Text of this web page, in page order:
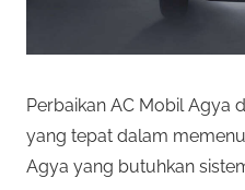
Perbaikan AC Mobil Agya
yang tepat dalam
Agya yang butuhkan